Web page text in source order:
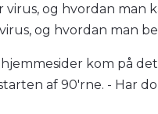
og hvordan man
og hvordan man
kom på
af 90'rne. - Har